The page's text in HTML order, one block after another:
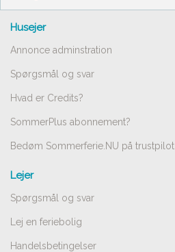
Husejer
Annonce adminstration
Spørgsmål og svar
Hvad er Credits?
SommerPlus abonnement?
Bedøm Sommerferie.NU på trustpilot
Lejer
Spørgsmål og svar
Lej en feriebolig
Handelsbetingelser